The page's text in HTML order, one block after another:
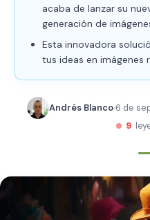
acaba de lanzar su
generación de
Esta innovadora
tus ideas en imágenes
Andrés Blanco6 de
9